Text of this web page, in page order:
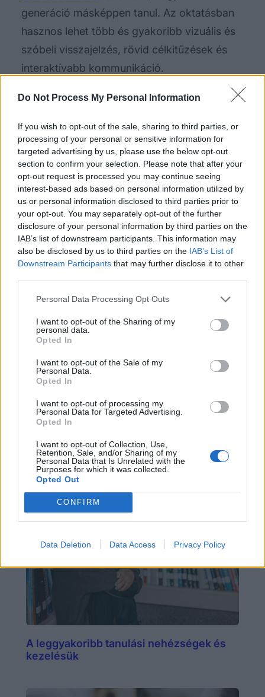
Do Not Process My Personal Information
If you wish to opt-out of the sale, sharing to third parties, or
processing of your personal or sensitive information for
targeted advertising by us, please use the below opt-out
section to confirm your selection. Please note that after your
opt-out request is processed you may continue seeing
interest-based ads based on personal information utilized by
us or personal information disclosed to third parties prior to
your opt-out. You may separately opt-out of the further
disclosure of your personal information by third parties on the
IAB’s list of downstream participants. This information may
also be disclosed by us to third parties on the IAB’s List of
Downstream Participants that may further disclose it to other
Personal Data Processing Opt Outs
I want to opt-out of the Sharing of my
personal data.
Opted In
I want to opt-out of the Sale of my
Personal Data.
Opted In
I want to opt-out of processing my
Personal Data for Targeted Advertising.
Opted In
I want to opt-out of Collection, Use,
Retention, Sale, and/or Sharing of my
Personal Data that Is Unrelated with the
Purposes for which it was collected.
Opted Out
CONFIRM
Data Deletion Data Access Privacy Policy
generáció másképpen tanul. Az oktatásban
hasznos lehet több és gyakoribb vizuális és
szóbeli visszajelzés, rövid célkitűzések és
interaktívabb kommunikáció.
Fontos megértenünk, hogy a Z generáció
intelligensek, egyszerűen másképp működik
a figyelmük. A digitális környezet
megtanította őket gyorsan reagálni, több
ingerrel dolgozni és azonnali jutalmat
keresni. Az autóvezetés viszont épp ennek
az ellentéte: türelem, fegyelem, monotónia-
tűrés és tartós koncentráció szükséges
hozzá.
dolgozzanak a figyelem és a türelem
fejlesztésén. Mert bár a Z generáció agya
máshogy lett „bekötve”, mint a korábbiaké, a
tudatos gyakorlással és önismerettel ők is
kiváló, biztonságos sofőrökké válhatnak.
Kapcsolódó tartalmak
A leggyakoribb tanulási nehézségek és
kezelésük